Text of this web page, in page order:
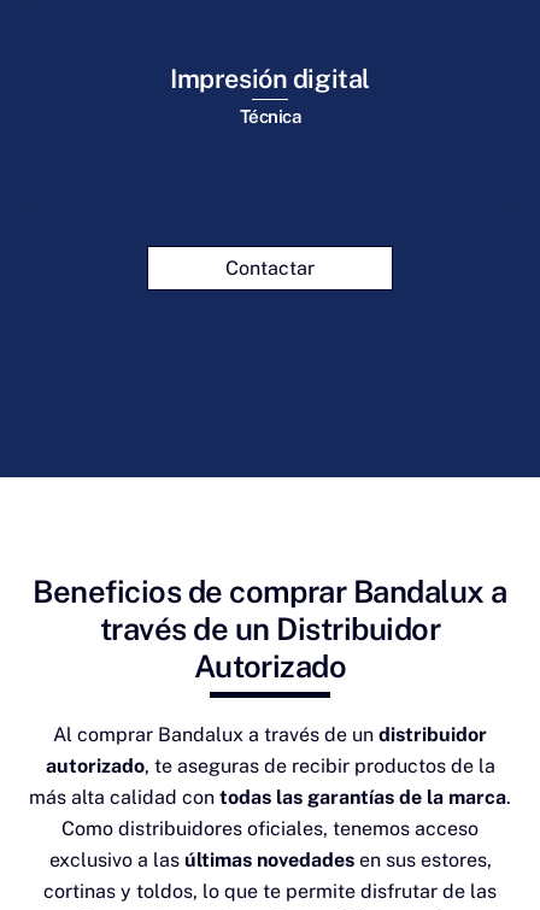
Impresión digital
Técnica
Contactar
Beneficios de comprar Bandalux a
través de un Distribuidor
Autorizado
Al comprar Bandalux a través de un distribuidor
autorizado, te aseguras de recibir productos de la
más alta calidad con todas las garantías de la marca.
Como distribuidores oficiales, tenemos acceso
exclusivo a las últimas novedadesen sus estores,
cortinas y toldos, lo que te permite disfrutar de las